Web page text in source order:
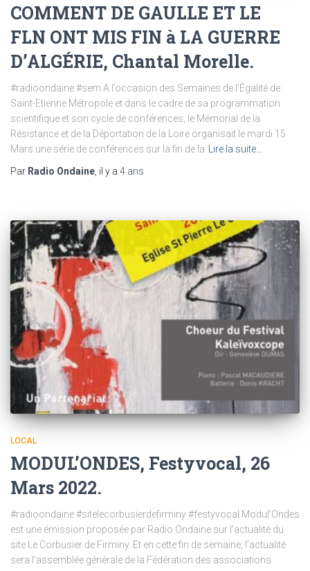
COMMENT DE GAULLE ET LE
FLN ONT MIS FIN à LA GUERRE
D’ALGÉRIE, Chantal Morelle.
#radioondaine #sem A l’occasion des Semaines de l’Égalité de
Saint-Etienne Métropole et dans le cadre de sa programmation
scientifique et son cycle de conférences, le Mémorial de la
Résistance et de la Déportation de la Loire organisait le mardi 15
Mars une série de conférences sur la fin de la
Lire la suite…
Par Radio Ondaine , il y a 4 ans
LOCAL
MODUL’ONDES, Festyvocal, 26
Mars 2022.
#radioondaine #sitelecorbusierdefirminy #festyvocal Modul’Ondes
est une émission proposée par Radio Ondaine sur l’actualité du
site Le Corbusier de Firminy. Et en cette fin de semaine, l’actualité
sera l’assemblée générale de la Fédération des associations